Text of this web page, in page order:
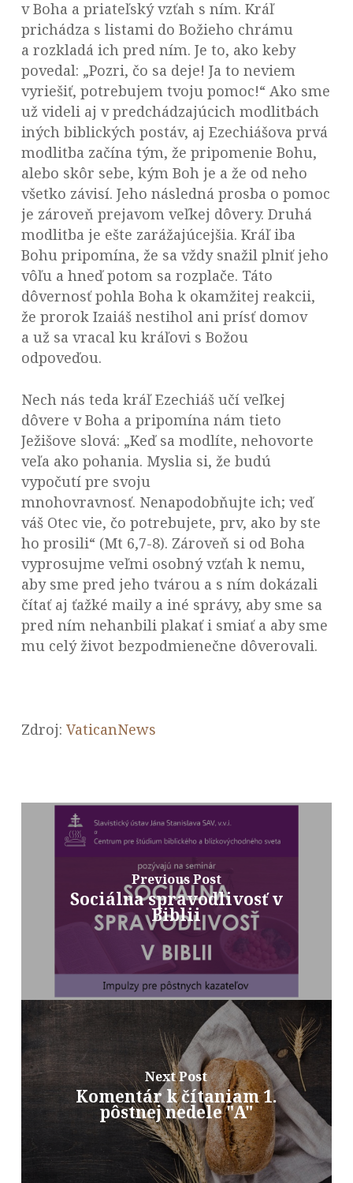
v Boha a priateľský vzťah s ním. Kráľ
prichádza s listami do Božieho chrámu
a rozkladá ich pred ním. Je to, ako keby
povedal: „Pozri, čo sa deje! Ja to neviem
vyriešiť, potrebujem tvoju pomoc!“ Ako sme
už videli aj v predchádzajúcich modlitbách
iných biblických postáv, aj Ezechiášova prvá
modlitba začína tým, že pripomenie Bohu,
alebo skôr sebe, kým Boh je a že od neho
všetko závisí. Jeho následná prosba o pomoc
je zároveň prejavom veľkej dôvery. Druhá
modlitba je ešte zarážajúcejšia. Kráľ iba
Bohu pripomína, že sa vždy snažil plniť jeho
vôľu a hneď potom sa rozplače. Táto
dôvernosť pohla Boha k okamžitej reakcii,
že prorok Izaiáš nestihol ani prísť domov
a už sa vracal ku kráľovi s Božou
odpoveďou.
Nech nás teda kráľ Ezechiáš učí veľkej
dôvere v Boha a pripomína nám tieto
Ježišove slová: „Keď sa modlíte, nehovorte
veľa ako pohania. Myslia si, že budú
vypočutí pre svoju
mnohovravnosť. Nenapodobňujte ich; veď
váš Otec vie, čo potrebujete, prv, ako by ste
ho prosili“ (Mt 6,7-8). Zároveň si od Boha
vyprosujme veľmi osobný vzťah k nemu,
aby sme pred jeho tvárou a s ním dokázali
čítať aj ťažké maily a iné správy, aby sme sa
pred ním nehanbili plakať i smiať a aby sme
mu celý život bezpodmienečne dôverovali.
Zdroj: VaticanNews
Previous Post
Sociálna spravodlivosť v
Biblii
Next Post
Komentár k čítaniam 1.
pôstnej nedele "A"